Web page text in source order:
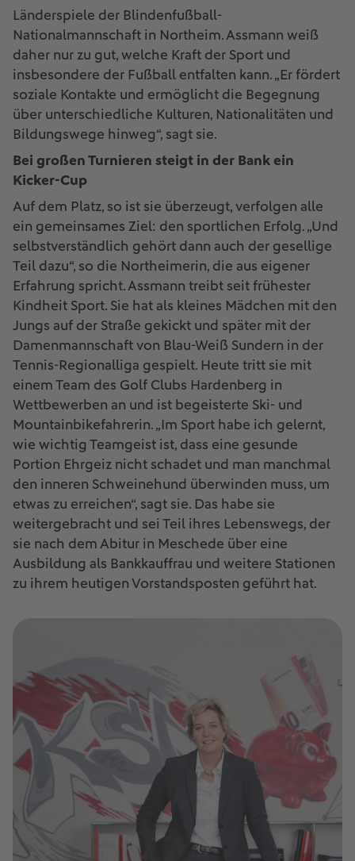
Länderspiele der Blindenfußball-
Nationalmannschaft in Northeim. Assmann weiß
daher nur zu gut, welche Kraft der Sport und
insbesondere der Fußball entfalten kann. „Er fördert
soziale Kontakte und ermöglicht die Begegnung
über unterschiedliche Kulturen, Nationalitäten und
Bildungswege hinweg“, sagt sie.
Bei großen Turnieren steigt in der Bank ein
Kicker-Cup
Auf dem Platz, so ist sie überzeugt, verfolgen alle
ein gemeinsames Ziel: den sportlichen Erfolg. „Und
selbstverständlich gehört dann auch der gesellige
Teil dazu“, so die Northeimerin, die aus eigener
Erfahrung spricht. Assmann treibt seit frühester
Kindheit Sport. Sie hat als kleines Mädchen mit den
Jungs auf der Straße gekickt und später mit der
Damenmannschaft von Blau-Weiß Sundern in der
Tennis-Regionalliga gespielt. Heute tritt sie mit
einem Team des Golf Clubs Hardenberg in
Wettbewerben an und ist begeisterte Ski- und
Mountainbikefahrerin. „Im Sport habe ich gelernt,
wie wichtig Teamgeist ist, dass eine gesunde
Portion Ehrgeiz nicht schadet und man manchmal
den inneren Schweinehund überwinden muss, um
etwas zu erreichen“, sagt sie. Das habe sie
weitergebracht und sei Teil ihres Lebenswegs, der
sie nach dem Abitur in Meschede über eine
Ausbildung als Bankkauffrau und weitere Stationen
zu ihrem heutigen Vorstandsposten geführt hat.